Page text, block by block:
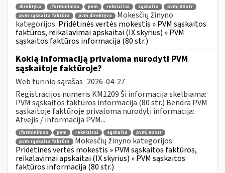
direktyva įforminimas pvm rekvizitai sąskaita
pvmį 80 str
pvm sąskaita faktūra
pvm direktyva
Mokesčių žinyno
kategorijos: Pridėtinės vertės mokestis » PVM sąskaitos
faktūros, reikalavimai apskaitai (IX skyrius) » PVM
sąskaitos faktūros informacija (80 str.)
Kokią informaciją privaloma nurodyti PVM
sąskaitoje faktūroje?
Web turinio sąrašas 2026-04-27
Registracijos numeris KM1209 Ši informacija skelbiama:
PVM sąskaitos faktūros informacija (80 str.) Bendra PVM
sąskaitoje faktūroje privaloma nurodyti informacija:
Atvejis / informacija PVM...
įforminimas pvm rekvizitai sąskaita
pvmį 80 str
pvm sąskaita faktūra
Mokesčių žinyno kategorijos:
Pridėtinės vertės mokestis » PVM sąskaitos faktūros,
reikalavimai apskaitai (IX skyrius) » PVM sąskaitos
faktūros informacija (80 str.)